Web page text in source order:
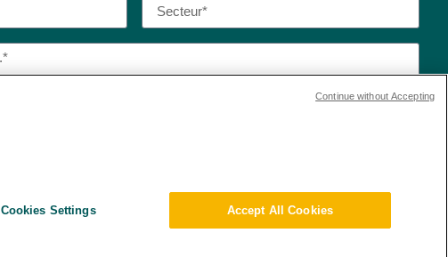
Cookies Settings Accept All Cookies
Continue without Accepting